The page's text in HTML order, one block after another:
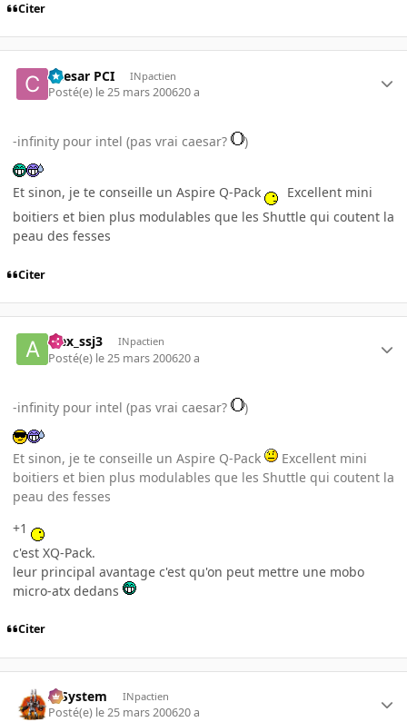
Citer
Caesar PCI INpactien
Posté(e) le 25 mars 200620 a
-infinity pour intel (pas vrai caesar? )
Et sinon, je te conseille un Aspire Q-Pack
Excellent mini
boitiers et bien plus modulables que les Shuttle qui coutent la
peau des fesses
Citer
alex_ssj3 INpactien
Posté(e) le 25 mars 200620 a
-infinity pour intel (pas vrai caesar? )
Et sinon, je te conseille un Aspire Q-Pack
Excellent mini
boitiers et bien plus modulables que les Shuttle qui coutent la
peau des fesses
+1
c'est XQ-Pack.
leur principal avantage c'est qu'on peut mettre une mobo
micro-atx dedans
Citer
X-System INpactien
Posté(e) le 25 mars 200620 a